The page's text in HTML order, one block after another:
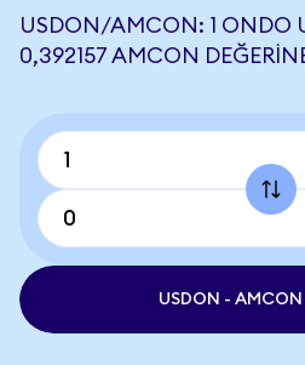
USDON/AMCON: 1 ONDO
0,392157 AMCON
USDON - AMCON